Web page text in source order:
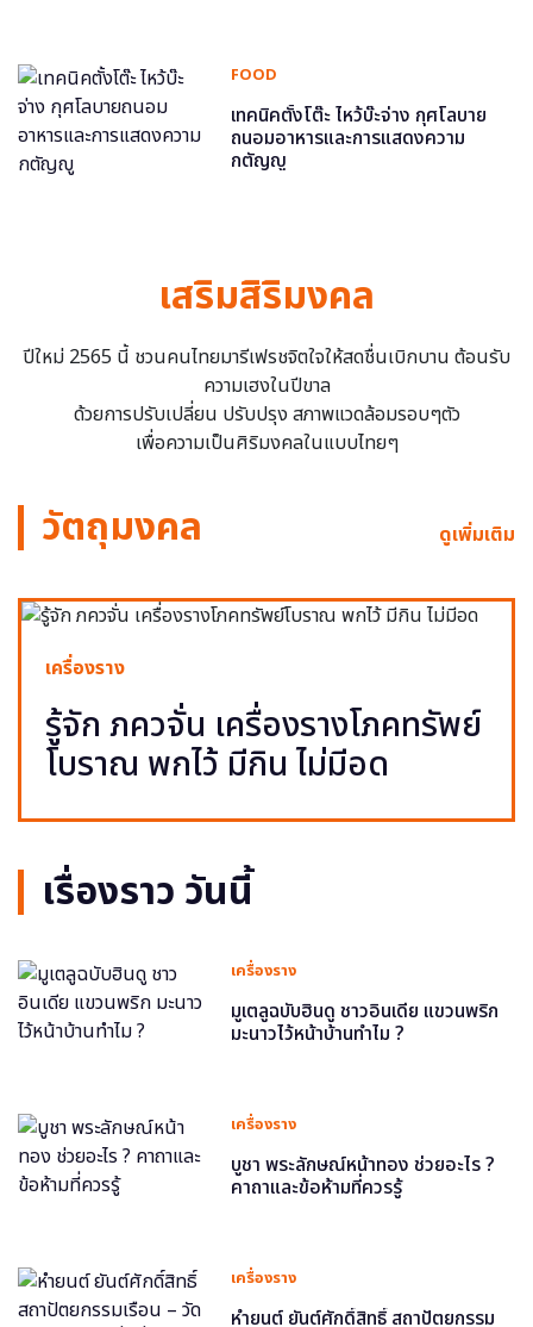
FOOD
เทคนิคตั้งโต๊ะ ไหว้บ๊ะจ่าง กุศโลบาย
ถนอมอาหารและการแสดงความ
กตัญญู
เสริมสิริมงคล
ปีใหม่ 2565 นี้ ชวนคนไทยมารีเฟรชจิตใจให้สดชื่นเบิกบาน ต้อนรับ
ความเฮงในปีขาล
ด้วยการปรับเปลี่ยน ปรับปรุง สภาพแวดล้อมรอบๆตัว
เพื่อความเป็นศิริมงคลในแบบไทยๆ
วัตถุมงคล ดูเพิ่มเติม
เครื่องราง
รู้จัก ภควจั่น เครื่องรางโภคทรัพย์
โบราณ พกไว้ มีกิน ไม่มีอด
เรื่องราว วันนี้
เครื่องราง
มูเตลูฉบับฮินดู ชาวอินเดีย แขวนพริก
มะนาวไว้หน้าบ้านทำไม ?
เครื่องราง
บูชา พระลักษณ์หน้าทอง ช่วยอะไร ?
คาถาและข้อห้ามที่ควรรู้
เครื่องราง
หำยนต์ ยันต์ศักดิ์สิทธิ์ สถาปัตยกรรม